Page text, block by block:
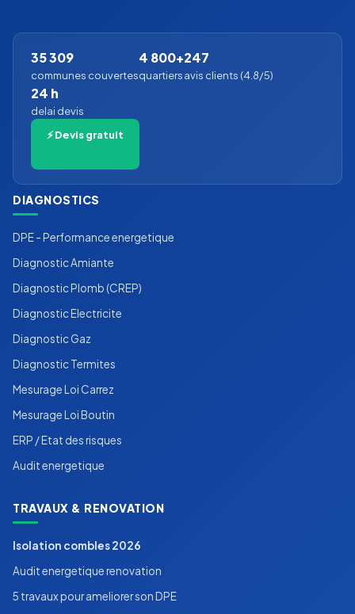
35 309
communes couvertes
4 800+
quartiers
247
avis clients (4.8/5)
24 h
delai devis
⚡ Devis gratuit
DIAGNOSTICS
DPE - Performance energetique
Diagnostic Amiante
Diagnostic Plomb (CREP)
Diagnostic Electricite
Diagnostic Gaz
Diagnostic Termites
Mesurage Loi Carrez
Mesurage Loi Boutin
ERP / Etat des risques
Audit energetique
TRAVAUX & RENOVATION
Isolation combles 2026
Audit energetique renovation
5 travaux pour ameliorer son DPE